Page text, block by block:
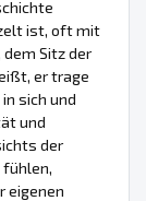
ist, oft mit
Sitz der
er trage
sich und
und
der
eigenen